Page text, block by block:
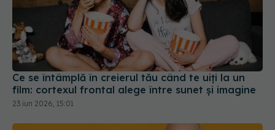
Ce se întâmplă în creierul tău când te uiți la un
film: cortexul frontal alege între sunet și imagine
23 iun 2026, 15:01